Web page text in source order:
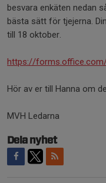
besvara enkäten nedan
bästa sätt för tjejerna.
till 18 oktober.
https://forms.office.com/
Hör av er till Hanna om
MVH Ledarna
Dela nyhet